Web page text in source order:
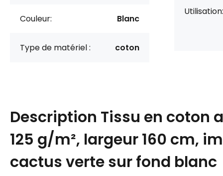
Couleur: Blanc
Type de matériel : coton
Utilisation:
Description Tissu en coton
125 g/m², largeur 160 cm,
cactus verte sur fond blanc